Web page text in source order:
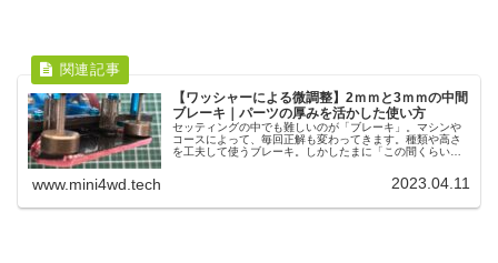
【ワッシャーによる微調整】2ｍｍと3ｍｍの中間
ブレーキ｜パーツの厚みを活かした使い方
セッティングの中でも難しいのが「ブレーキ」。マシンや
コースによって、毎回正解も変わってきます。種類や高さ
を工夫して使うブレーキ。しかしたまに「この間くらいの
www.mini4wd.tech 2023.04.11